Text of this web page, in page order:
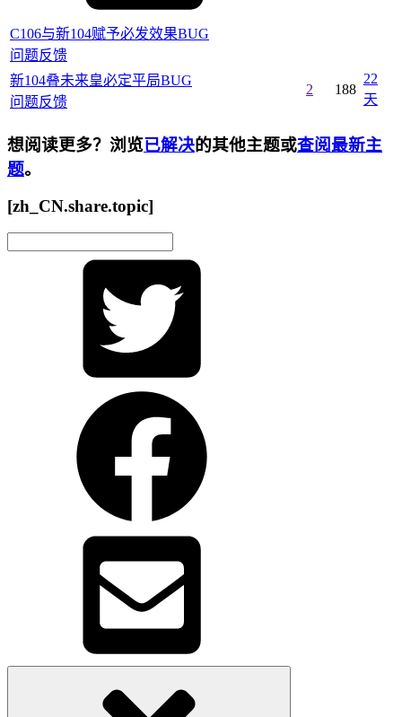
C106与新104赋予必发效果BUG
问题反馈
新104叠未来皇必定平局BUG
问题反馈
2 188
22
天
想阅读更多？浏览已解决的其他主题或查阅最新主
题。
[zh_CN.share.topic]